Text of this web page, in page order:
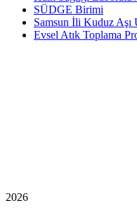
SÜDGE Birimi
Samsun İli Kuduz
Evsel Atık Toplama
2026